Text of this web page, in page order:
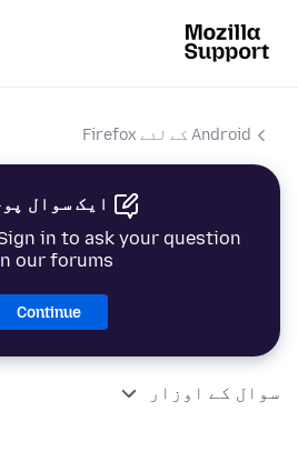
Android کے لئے Firefox
ایک سوال
in to ask your question
our forums.
Continue
سوال کے اوزار